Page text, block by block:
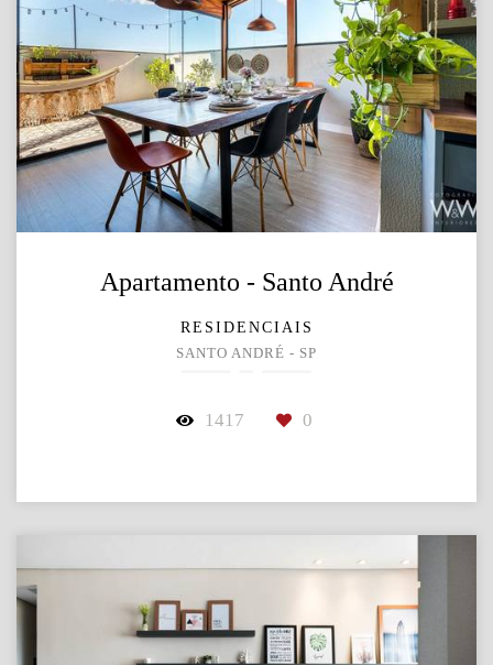
Apartamento - Santo André
RESIDENCIAIS
SANTO ANDRÉ - SP
1417 0